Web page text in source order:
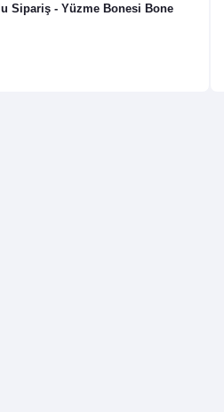
Sipariş - Yüzme Bonesi Bone